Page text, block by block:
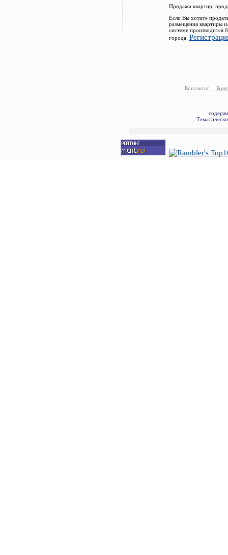
Продажа квартир,
Если Вы хотите
размещения квартиры
системе производится
города.
Контакты: